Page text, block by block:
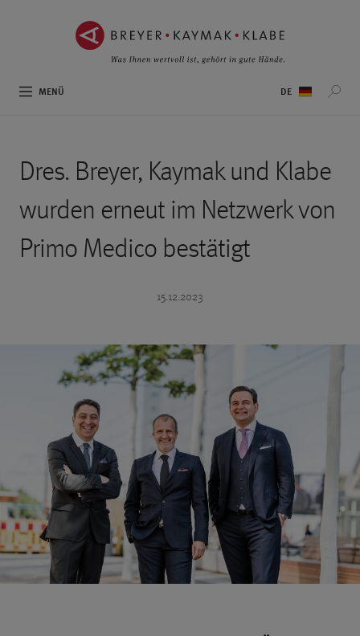
MENÜ
Dres. Breyer, Kaymak und Klabe
wurden erneut im Netzwerk von
Primo Medico bestätigt
15.12.2023